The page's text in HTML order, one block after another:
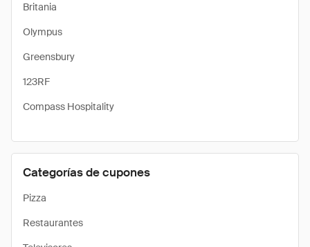
Britania
Olympus
Greensbury
123RF
Compass Hospitality
Categorías de cupones
Pizza
Restaurantes